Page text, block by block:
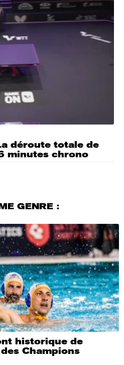
déroute totale de
minutes chrono
GENRE :
historique de
Champions